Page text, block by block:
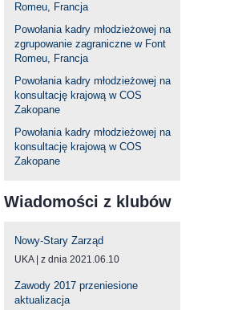
Romeu, Francja
Powołania kadry młodzieżowej na
zgrupowanie zagraniczne w Font
Romeu, Francja
Powołania kadry młodzieżowej na
konsultację krajową w COS
Zakopane
Powołania kadry młodzieżowej na
konsultację krajową w COS
Zakopane
Wiadomości z klubów
Nowy-Stary Zarząd
UKA z dnia 2021.06.10
Zawody 2017 przeniesione
aktualizacja